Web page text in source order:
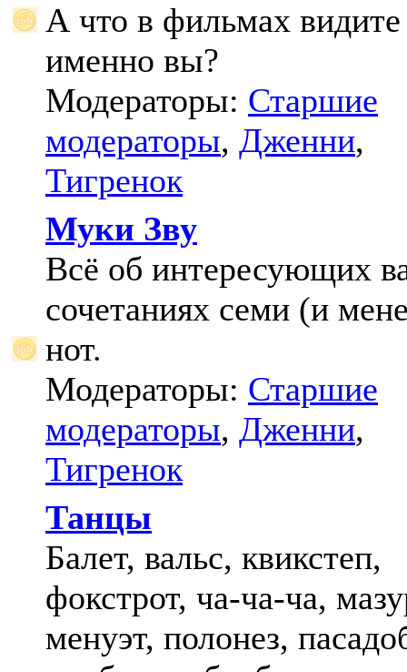
А что в фильмах видите
именно вы?
Модераторы: Старшие
модераторы, Дженни,
Тигренок
Муки Зву
Всё об интересующих
сочетаниях семи (и
нот.
Модераторы: Старшие
модераторы, Дженни,
Тигренок
Танцы
Балет, вальс, квикстеп,
фокстрот, ча-ча-ча,
менуэт, полонез,